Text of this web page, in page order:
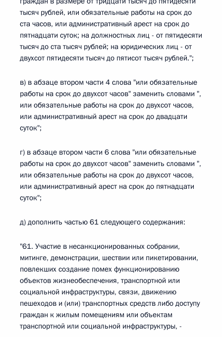
тысяч рублей, или обязательные работы на срок до
ста часов, или административный арест на срок до
пятнадцати суток; на должностных лиц - от пятидесяти
тысяч до ста тысяч рублей; на юридических лиц - от
двухсот пятидесяти тысяч до пятисот тысяч рублей.";
в) в абзаце втором части 4 слова "или обязательные
работы на срок до двухсот часов" заменить словами ",
или обязательные работы на срок до двухсот часов,
или административный арест на срок до двадцати
суток";
г) в абзаце втором части 6 слова "или обязательные
работы на срок до двухсот часов" заменить словами ",
или обязательные работы на срок до двухсот часов,
или административный арест на срок до пятнадцати
суток";
д) дополнить частью 61 следующего содержания:
"61. Участие в несанкционированных собрании,
митинге, демонстрации, шествии или пикетировании,
повлекших создание помех функционированию
объектов жизнеобеспечения, транспортной или
социальной инфраструктуры, связи, движению
пешеходов и (или) транспортных средств либо доступу
граждан к жилым помещениям или объектам
транспортной или социальной инфраструктуры, -